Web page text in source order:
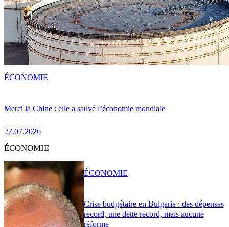
Merci la Chine : elle a sauvé l’économie mondiale
27.07.2026
ÉCONOMIE
ÉCONOMIE
Crise budgétaire en Bulgarie : des dépenses
record, une dette record, mais aucune
réforme
ÉCONOMIE